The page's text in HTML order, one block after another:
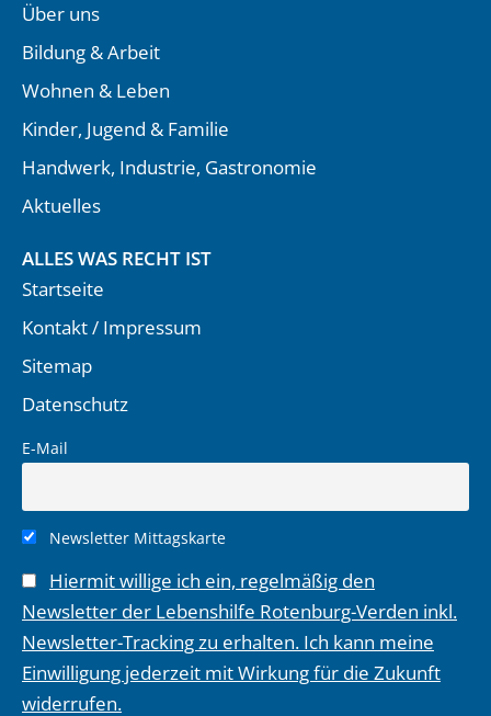
Über uns
Bildung & Arbeit
Wohnen & Leben
Kinder, Jugend & Familie
Handwerk, Industrie, Gastronomie
Aktuelles
ALLES WAS RECHT IST
Startseite
Kontakt / Impressum
Sitemap
Datenschutz
E-Mail
Newsletter Mittagskarte
Hiermit willige ich ein, regelmäßig den
Newsletter der Lebenshilfe Rotenburg-Verden inkl.
Newsletter-Tracking zu erhalten. Ich kann meine
Einwilligung jederzeit mit Wirkung für die Zukunft
widerrufen.